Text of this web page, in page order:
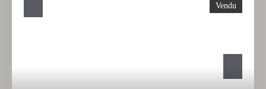
cheminée , spacieuse cuisine entièrement équipée avec buanderie
indépendante et ample terrasse couverte avec petit jardin privé et
double vitrage ( inclinable et ouvert) et un garage privé pour 2
Vendu